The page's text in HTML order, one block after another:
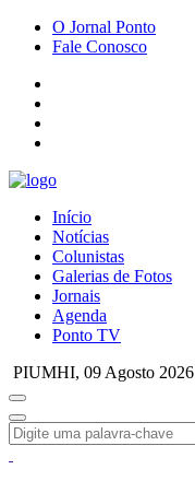
O Jornal Ponto
Fale Conosco
Início
Notícias
Colunistas
Galerias de Fotos
Jornais
Agenda
Ponto TV
PIUMHI, 09 Agosto 2026